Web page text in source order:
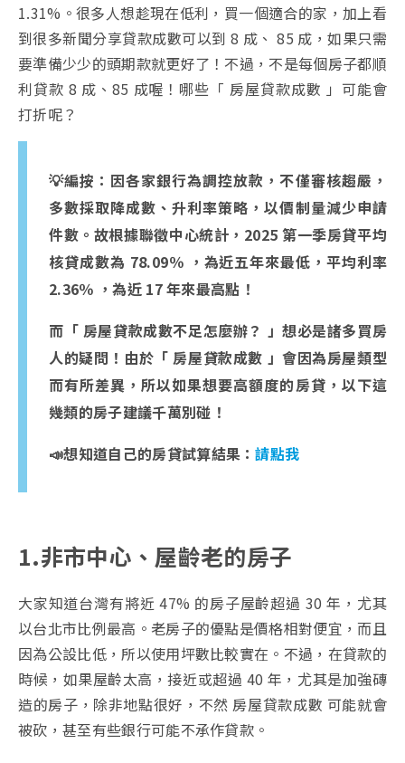
1.31%。很多人想趁現在低利，買一個適合的家，加上看
到很多新聞分享貸款成數可以到 8 成、 85 成，如果只需
要準備少少的頭期款就更好了！不過，不是每個房子都順
利貸款 8 成、85 成喔！哪些「 房屋貸款成數 」可能會
打折呢？
💡編按：因各家銀行為調控放款，不僅審核趨嚴，
多數採取降成數、升利率策略，以價制量減少申請
件數。故根據聯徵中心統計，2025 第一季房貸平均
核貸成數為 78.09％ ，為近五年來最低，平均利率
2.36％ ，為近 17 年來最高點！
而「 房屋貸款成數不足怎麼辦？ 」想必是諸多買房
人的疑問！由於「 房屋貸款成數 」會因為房屋類型
而有所差異，所以如果想要高額度的房貸，以下這
幾類的房子建議千萬別碰！
📣想知道自己的房貸試算結果：請點我
1.非市中心、屋齡老的房子
大家知道台灣有將近 47% 的房子屋齡超過 30 年，尤其
以台北市比例最高。老房子的優點是價格相對便宜，而且
因為公設比低，所以使用坪數比較實在。不過，在貸款的
時候，如果屋齡太高，接近或超過 40 年，尤其是加強磚
造的房子，除非地點很好，不然 房屋貸款成數 可能就會
被砍，甚至有些銀行可能不承作貸款。